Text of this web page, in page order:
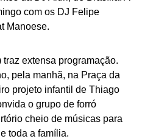
com os DJ Felipe
Manoese.
extensa programação.
pela manhã, na Praça da
projeto infantil de Thiago
o grupo de forró
cheio de músicas para
toda a família.